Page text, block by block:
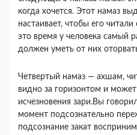
когда хочется. Этот намаз
настаивает, чтобы его
это время у человека самый
должен уметь от них
Четвертый намаз — ахшам,
видно за горизонтом и
исчезновения зари.Вы
момент подсознательно
подсознание закат